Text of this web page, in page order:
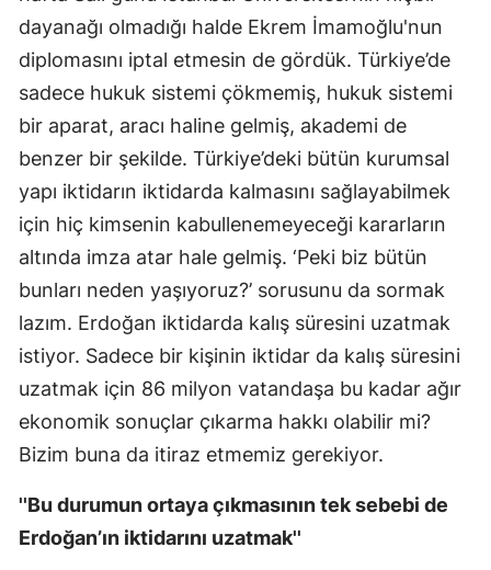
dayanağı olmadığı halde Ekrem İmamoğlu'nun
diplomasını iptal etmesin de gördük. Türkiye’de
sadece hukuk sistemi çökmemiş, hukuk sistemi
bir aparat, aracı haline gelmiş, akademi de
benzer bir şekilde. Türkiye’deki bütün kurumsal
yapı iktidarın iktidarda kalmasını sağlayabilmek
için hiç kimsenin kabullenemeyeceği kararların
altında imza atar hale gelmiş. ‘Peki biz bütün
bunları neden yaşıyoruz?’ sorusunu da sormak
lazım. Erdoğan iktidarda kalış süresini uzatmak
istiyor. Sadece bir kişinin iktidar da kalış süresini
uzatmak için 86 milyon vatandaşa bu kadar ağır
ekonomik sonuçlar çıkarma hakkı olabilir mi?
Bizim buna da itiraz etmemiz gerekiyor.
''Bu durumun ortaya çıkmasının tek sebebi de
Erdoğan’ın iktidarını uzatmak''